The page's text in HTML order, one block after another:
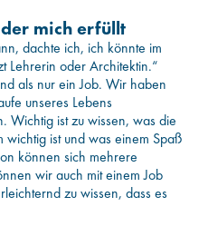
mich erfüllt
dachte ich, ich könnte im
Lehrerin oder Architektin.“
als nur ein Job. Wir haben
unseres Lebens
Wichtig ist zu wissen, was die
ist und was einem Spaß
können sich mehrere
wir auch mit einem Job
zu wissen, dass es